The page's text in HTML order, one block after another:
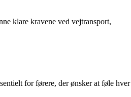
klare kravene ved vejtransport,
for førere, der ønsker at føle hver